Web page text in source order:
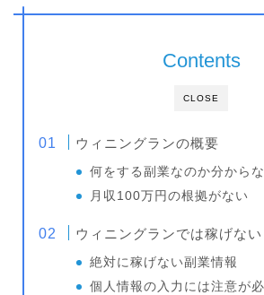
CLOSE
Contents
ウィニングランの概要
何をする副業なのか分から
月収100万円の根拠がない
ウィニングランでは稼げな
絶対に稼げない副業情報
個人情報の入力には注意が